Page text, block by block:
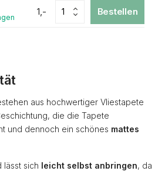
1,- Bestellen
aus hochwertiger Vliestapete
die die Tapete
und dennoch ein schönes mattes
lässt sich leicht selbst anbringen, da